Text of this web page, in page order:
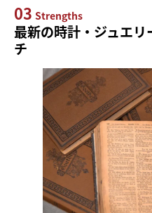
03 Strengths
最新の時計・ジュエ
チ